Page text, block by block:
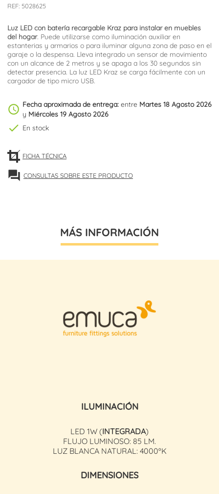
REF: 5028625
Luz LED con batería recargable Kraz para instalar en muebles
del hogar. Puede utilizarse como iluminación auxiliar en
estanterias y armarios o para iluminar alguna zona de paso en el
garaje o la despensa. Lleva integrado un sensor de movimiento
con un alcance de 2 metros y se apaga a los 30 segundos sin
detectar presencia. La luz LED Kraz se carga fácilmente con un
cargador de tipo micro USB.
schedule Fecha aproximada de entrega: entre Martes 18 Agosto 2026
y Miércoles 19 Agosto 2026
check En stock
FICHA TÉCNICA
forum CONSULTAS SOBRE ESTE PRODUCTO
MÁS INFORMACIÓN
ILUMINACIÓN
LED 1W (INTEGRADA)
FLUJO LUMINOSO: 85 LM.
LUZ BLANCA NATURAL: 4000ºK
DIMENSIONES